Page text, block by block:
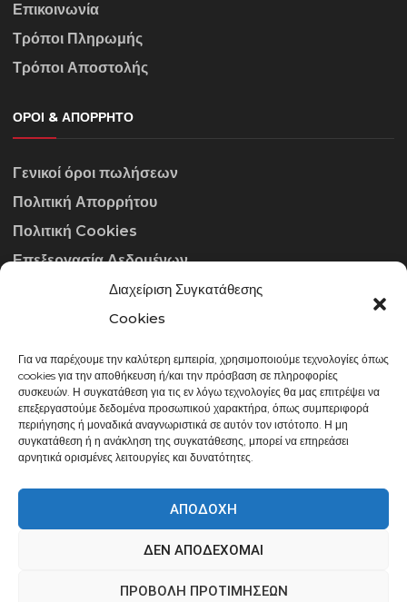
Διαχείριση Συγκατάθεσης
Cookies
Για να παρέχουμε την καλύτερη εμπειρία, χρησιμοποιούμε τεχνολογίες όπως
cookies για την αποθήκευση ή/και την πρόσβαση σε πληροφορίες
συσκευών. Η συγκατάθεση για τις εν λόγω τεχνολογίες θα μας επιτρέψει να
επεξεργαστούμε δεδομένα προσωπικού χαρακτήρα, όπως συμπεριφορά
περιήγησης ή μοναδικά αναγνωριστικά σε αυτόν τον ιστότοπο. Η μη
συγκατάθεση ή η ανάκληση της συγκατάθεσης, μπορεί να επηρεάσει
αρνητικά ορισμένες λειτουργίες και δυνατότητες.
ΑΠΟΔΟΧΉ
ΔΕΝ ΑΠΟΔΈΧΟΜΑΙ
ΠΡΟΒΟΛΉ ΠΡΟΤΙΜΉΣΕΩΝ
Επικοινωνία
Τρόποι Πληρωμής
Τρόποι Αποστολής
ΌΡΟΙ & ΑΠΌΡΡΗΤΟ
Γενικοί όροι πωλήσεων
Πολιτική Απορρήτου
Πολιτική Cookies
Επεξεργασία Δεδομένων
ΣΤΟΙΧΕΊΑ ΕΠΙΚΟΙΝΩΝΊΑΣ
info@gowithraw.gr
24310 35062
Δευ. - Παρ. 08:00 - 20:00
gowithraw.gr © 2020 | Powered by